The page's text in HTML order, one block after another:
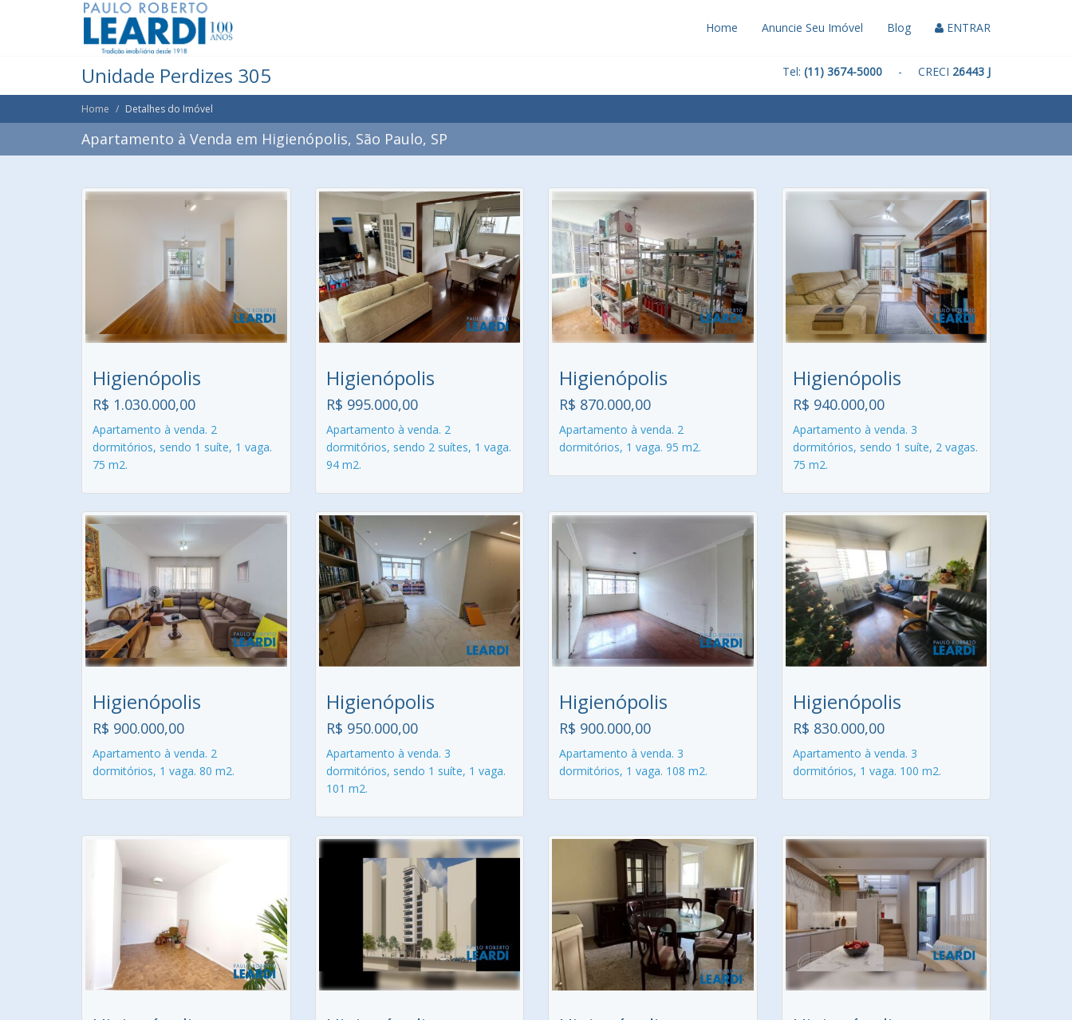
Home Anuncie Seu Imóvel Blog ENTRAR
Unidade Perdizes 305 Tel: (11) 3674-5000 - CRECI 26443 J
Home Detalhes do Imóvel
Apartamento à Venda em Higienópolis, São Paulo, SP
Higienópolis
R$ 1.030.000,00
Apartamento à venda. 2
dormitórios, sendo 1 suíte, 1 vaga.
75 m2.
Higienópolis
R$ 995.000,00
Apartamento à venda. 2
dormitórios, sendo 2 suítes, 1 vaga.
94 m2.
Higienópolis
R$ 870.000,00
Apartamento à venda. 2
dormitórios, 1 vaga. 95 m2.
Higienópolis
R$ 940.000,00
Apartamento à venda. 3
dormitórios, sendo 1 suíte, 2 vagas.
75 m2.
Higienópolis
R$ 900.000,00
Apartamento à venda. 2
dormitórios, 1 vaga. 80 m2.
Higienópolis
R$ 950.000,00
Apartamento à venda. 3
dormitórios, sendo 1 suíte, 1 vaga.
101 m2.
Higienópolis
R$ 900.000,00
Apartamento à venda. 3
dormitórios, 1 vaga. 108 m2.
Higienópolis
R$ 830.000,00
Apartamento à venda. 3
dormitórios, 1 vaga. 100 m2.